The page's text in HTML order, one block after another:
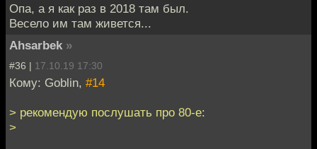
Опа, а я как раз в 2018 там был.
Весело им там живется...
Ahsarbek »
#36 | 17.10.19 17:30
Кому: Goblin, #14
> рекомендую послушать про 80-е:
>